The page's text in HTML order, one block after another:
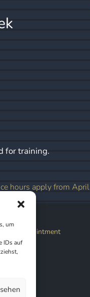
um
IDs auf
for training.
hours apply from April
Online Appointment